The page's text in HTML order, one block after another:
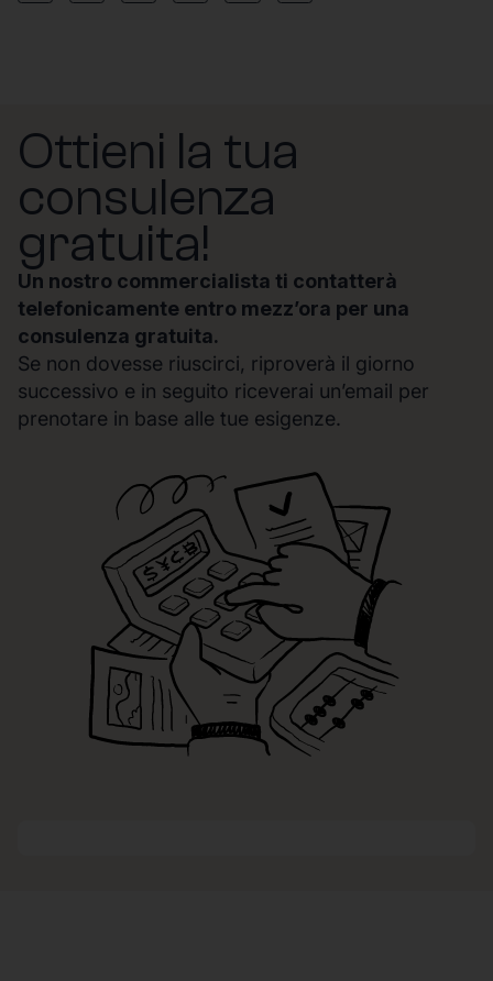
Ottieni la tua
consulenza
gratuita!
Un nostro commercialista ti contatterà
telefonicamente entro mezz’ora per una
consulenza gratuita.
Se non dovesse riuscirci, riproverà il giorno
successivo e in seguito riceverai un’email per
prenotare in base alle tue esigenze.